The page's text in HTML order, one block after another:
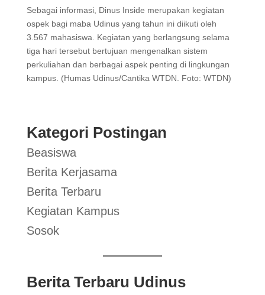
Sebagai informasi, Dinus Inside merupakan kegiatan
ospek bagi maba Udinus yang tahun ini diikuti oleh
3.567 mahasiswa. Kegiatan yang berlangsung selama
tiga hari tersebut bertujuan mengenalkan sistem
perkuliahan dan berbagai aspek penting di lingkungan
kampus. (Humas Udinus/Cantika WTDN. Foto: WTDN)
Kategori Postingan
Beasiswa
Berita Kerjasama
Berita Terbaru
Kegiatan Kampus
Sosok
Berita Terbaru Udinus